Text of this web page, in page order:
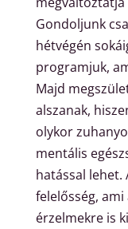
Gondoljunk
hétvégén
programjuk,
Majd
alszanak,
olykor
mentális
hatással lehet.
felelősség,
érzelmekre is